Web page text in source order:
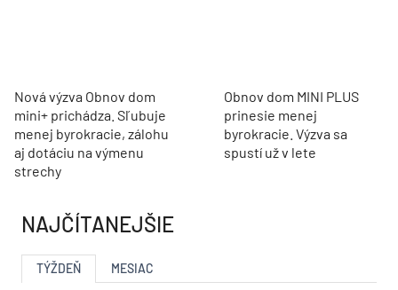
Nová výzva Obnov dom
mini+ prichádza. Sľubuje
menej byrokracie, zálohu
aj dotáciu na výmenu
strechy
Obnov dom MINI PLUS
prinesie menej
byrokracie. Výzva sa
spustí už v lete
NAJČÍTANEJŠIE
TÝŽDEŇ MESIAC